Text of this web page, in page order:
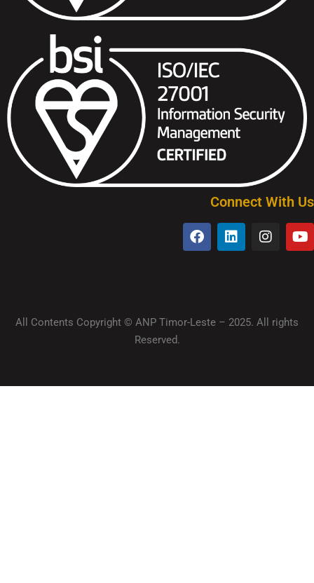
Connect With Us
All Contents Copyright © ANP Timor-Leste – 2025. All rights
Reserved.